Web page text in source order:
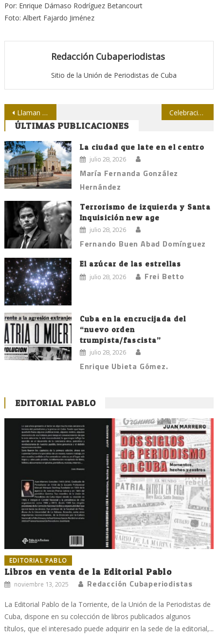
Por: Enrique Dámaso Rodríguez Betancourt
Foto: Albert Fajardo Jiménez
Redacción Cubaperiodistas
Sitio de la Unión de Periodistas de Cuba
Navegación
de
entradas
Llaman en Holguín a un trabajo más creativo en la prensa cubana Celebraciones en Cienfuegos
ÚLTIMAS PUBLICACIONES
La ciudad que late en el centro
julio 28, 2026
María Fernanda González
Hernández
Terrorismo de izquierda y Santa
Inquisición new age
julio 28, 2026
Fernando Buen Abad Domínguez
El azúcar de las estrellas
julio 28, 2026 Frei Betto
Cuba en la encrucijada del
“nuevo orden
trumpista/fascista”
julio 28, 2026
Enrique Ubieta Gómez.
EDITORIAL PABLO
EDITORIAL PABLO
Libros en venta de la Editorial Pablo
noviembre 13, 2025 Redacción Cubaperiodistas
La Editorial Pablo de la Torriente, de la Unión de la Periodistas de
Cuba, dispone en su colección de libros publicados algunos
títulos, que el interesado puede adquirir en la sede de la editorial,...